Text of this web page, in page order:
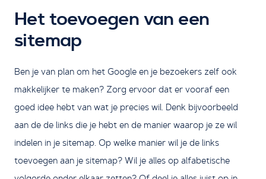
Het toevoegen van een
sitemap
Ben je van plan om het Google en je bezoekers zelf ook
makkelijker te maken? Zorg ervoor dat er vooraf een
goed idee hebt van wat je precies wil. Denk bijvoorbeeld
aan de de links die je hebt en de manier waarop je ze wil
indelen in je sitemap. Op welke manier wil je de links
toevoegen aan je sitemap? Wil je alles op alfabetische